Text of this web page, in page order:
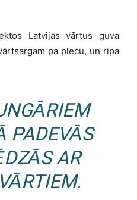
Latvijas vārtus guva
pa plecu, un ripa
PADEVĀS
AR